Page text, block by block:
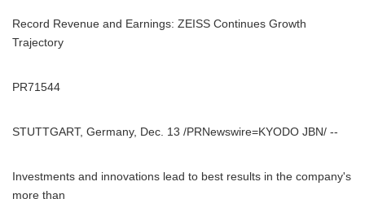
Record Revenue and Earnings: ZEISS Continues Growth
Trajectory
PR71544
STUTTGART, Germany, Dec. 13 /PRNewswire=KYODO JBN/ --
Investments and innovations lead to best results in the company's
more than